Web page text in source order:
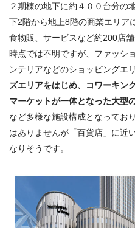
２期棟の地下に約４００台分の
下2階から地上8階の商業エリア
食物販、サービスなど約200店
時点では不明ですが、ファッシ
ンテリアなどのショッピングエリ
ズエリアをはじめ、コワーキン
マーケットが一体となった大型
など多様な施設構成となってお
はありませんが「百貨店」に近
なりそうです。